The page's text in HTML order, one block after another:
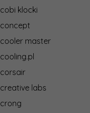
cobi klocki
concept
cooler master
cooling.pl
corsair
creative labs
crong